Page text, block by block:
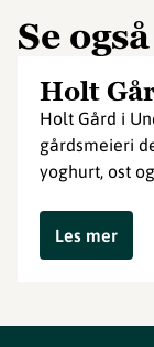
Se også
Holt
Holt Gård i
gårdsmeieri
yoghurt, ost
Les mer